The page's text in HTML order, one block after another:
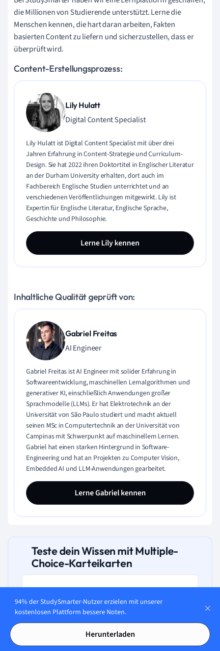
die Millionen von Studierende unterstützt. Lerne die
Menschen kennen, die hart daran arbeiten, Fakten
basierten Content zu liefern und sicherzustellen, dass er
überprüft wird.
Content-Erstellungsprozess:
Lily Hulatt
Digital Content Specialist
Lily Hulatt ist Digital Content Specialist mit über drei
Jahren Erfahrung in Content-Strategie und Curriculum-
Design. Sie hat 2022 ihren Doktortitel in Englischer Literatur
an der Durham University erhalten, dort auch im
Fachbereich Englische Studien unterrichtet und an
verschiedenen Veröffentlichungen mitgewirkt. Lily ist
Expertin für Englische Literatur, Englische Sprache,
Geschichte und Philosophie.
Lerne Lily kennen
Inhaltliche Qualität geprüft von:
Gabriel Freitas
AI Engineer
Gabriel Freitas ist AI Engineer mit solider Erfahrung in
Softwareentwicklung, maschinellen Lernalgorithmen und
generativer KI, einschließlich Anwendungen großer
Sprachmodelle (LLMs). Er hat Elektrotechnik an der
Universität von São Paulo studiert und macht aktuell
seinen MSc in Computertechnik an der Universität von
Campinas mit Schwerpunkt auf maschinellem Lernen.
Gabriel hat einen starken Hintergrund in Software-
Engineering und hat an Projekten zu Computer Vision,
Embedded AI und LLM-Anwendungen gearbeitet.
Lerne Gabriel kennen
Teste dein Wissen mit Multiple-
Choice-Karteikarten
Was ist das Bild einer Matrix?
94% der StudySmarter-Nutzer erzielen mit unserer
kostenlosen Plattform bessere Noten.
Herunterladen